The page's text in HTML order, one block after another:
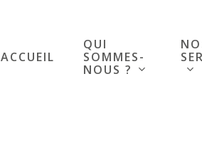
ACCUEIL
QUI
SOMMES-
NOUS ?